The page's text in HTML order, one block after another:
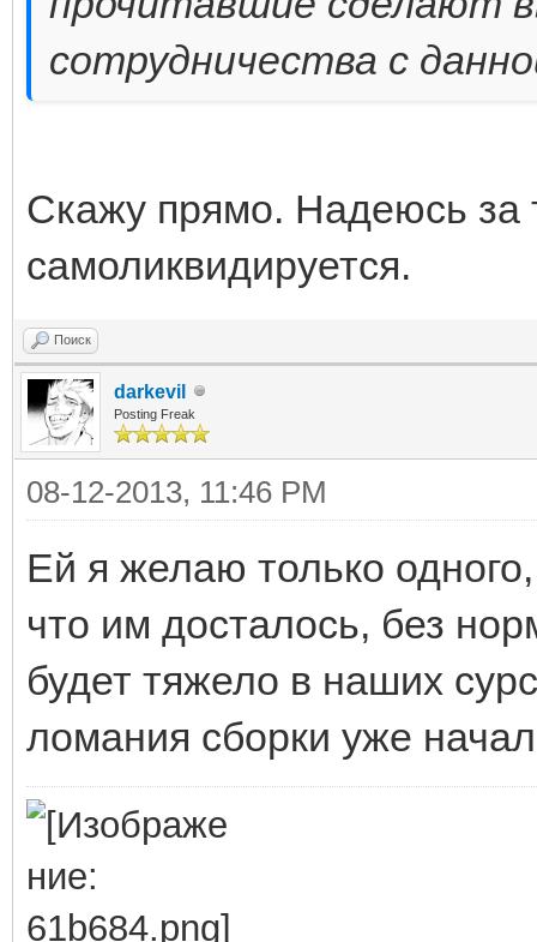
сотрудничества с
Скажу прямо. Надеюсь за
самоликвидируется.
Поиск
darkevil
Posting Freak
08-12-2013, 11:46 PM
Ей я желаю только
что им досталось, без
будет тяжело в наших
ломания сборки уже